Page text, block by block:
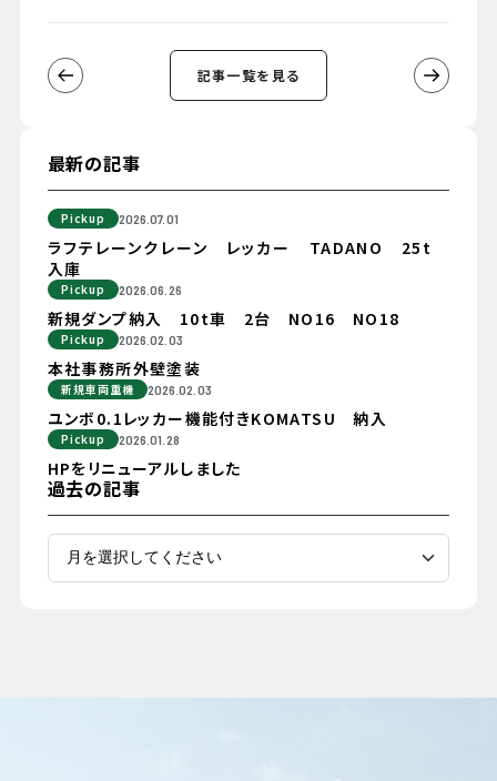
記事一覧を見る
最新の記事
Pickup 2026.07.01
ラフテレーンクレーン レッカー TADANO 25t
入庫
Pickup 2026.06.26
新規ダンプ納入 10t車 2台 NO16 NO18
Pickup 2026.02.03
本社事務所外壁塗装
新規車両重機 2026.02.03
ユンボ0.1レッカー機能付きKOMATSU 納入
Pickup 2026.01.28
HPをリニューアルしました
過去の記事